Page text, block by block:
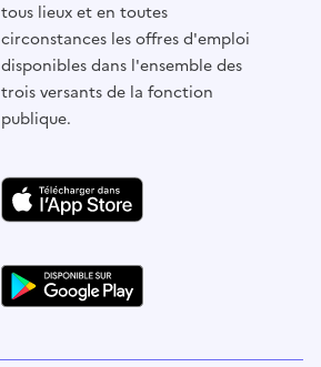
tous lieux et en toutes
circonstances les offres d'emploi
disponibles dans l'ensemble des
trois versants de la fonction
publique.